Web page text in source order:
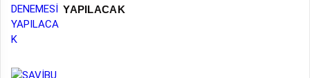
YAPILACAK